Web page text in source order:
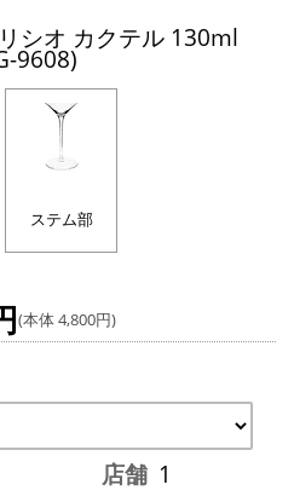
シオ カクテル 130ml
9608)
ステム部
(本体 4,800円)
店舗 1